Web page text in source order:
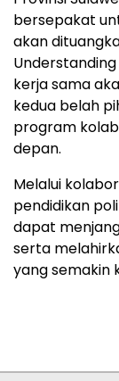
bersepakat
akan
kerja sama
kedua belah
program
depan.
Melalui
pendidikan
dapat
serta
yang semakin